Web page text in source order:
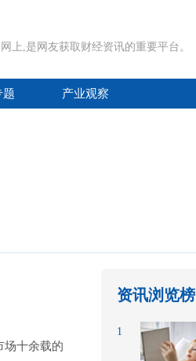
上,是网友获取财经资讯的重要平台。
题 产业观察
场十余载的
资讯浏览榜
1